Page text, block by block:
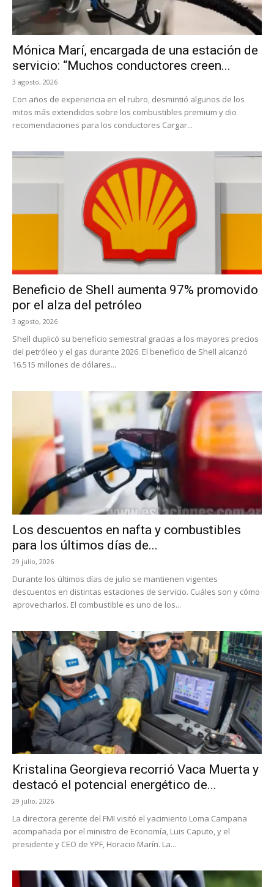
Mónica Marí, encargada de una estación de
servicio: “Muchos conductores creen...
3 agosto, 2026
Con años de experiencia en el rubro, desmintió algunos de los
mitos más extendidos sobre los combustibles premium y dio
recomendaciones para los conductores Cargar...
Beneficio de Shell aumenta 97% promovido
por el alza del petróleo
3 agosto, 2026
Shell duplicó su beneficio semestral gracias a los mayores precios
del petróleo y el gas durante 2026. El beneficio de Shell alcanzó
16.515 millones de dólares...
Los descuentos en nafta y combustibles
para los últimos días de...
29 julio, 2026
Durante los últimos días de julio se mantienen vigentes
descuentos en distintas estaciones de servicio. Cuáles son y cómo
aprovecharlos. El combustible es uno de los...
Kristalina Georgieva recorrió Vaca Muerta y
destacó el potencial energético de...
29 julio, 2026
La directora gerente del FMI visitó el yacimiento Loma Campana
acompañada por el ministro de Economía, Luis Caputo, y el
presidente y CEO de YPF, Horacio Marín. La...